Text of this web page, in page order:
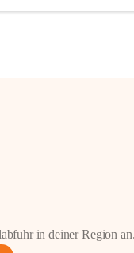
in deiner Region